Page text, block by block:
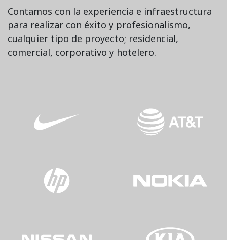
Contamos con la experiencia e infraestructura
para realizar con éxito y profesionalismo,
cualquier tipo de proyecto; residencial,
comercial, corporativo y hotelero.